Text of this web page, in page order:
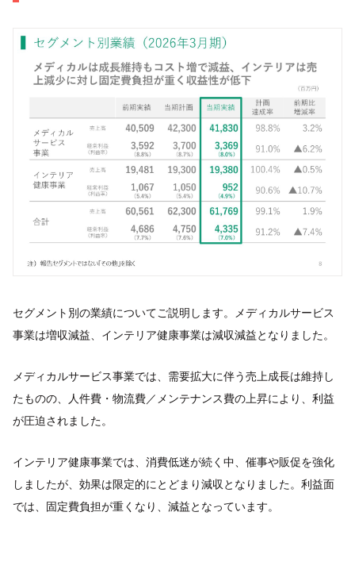
セグメント別の業績についてご説明します。メディカルサービス
事業は増収減益、インテリア健康事業は減収減益となりました。
メディカルサービス事業では、需要拡大に伴う売上成長は維持し
たものの、人件費・物流費／メンテナンス費の上昇により、利益
が圧迫されました。
インテリア健康事業では、消費低迷が続く中、催事や販促を強化
しましたが、効果は限定的にとどまり減収となりました。利益面
では、固定費負担が重くなり、減益となっています。